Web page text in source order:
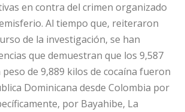
en contra del crimen organizado
Al tiempo que, reiteraron
de la investigación, se han
que demuestran que los 9,587
de 9,889 kilos de cocaína fueron
Dominicana desde Colombia por
por Bayahibe, La